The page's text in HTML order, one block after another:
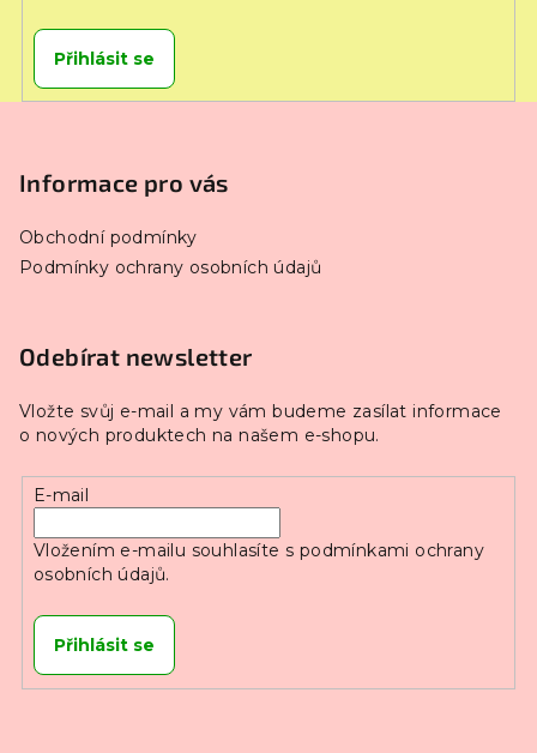
Přihlásit se
Informace pro vás
Obchodní podmínky
Podmínky ochrany osobních údajů
Odebírat newsletter
Vložte svůj e-mail a my vám budeme zasílat informace
o nových produktech na našem e-shopu.
E-mail
Vložením e-mailu souhlasíte s podmínkami ochrany
osobních údajů.
Přihlásit se